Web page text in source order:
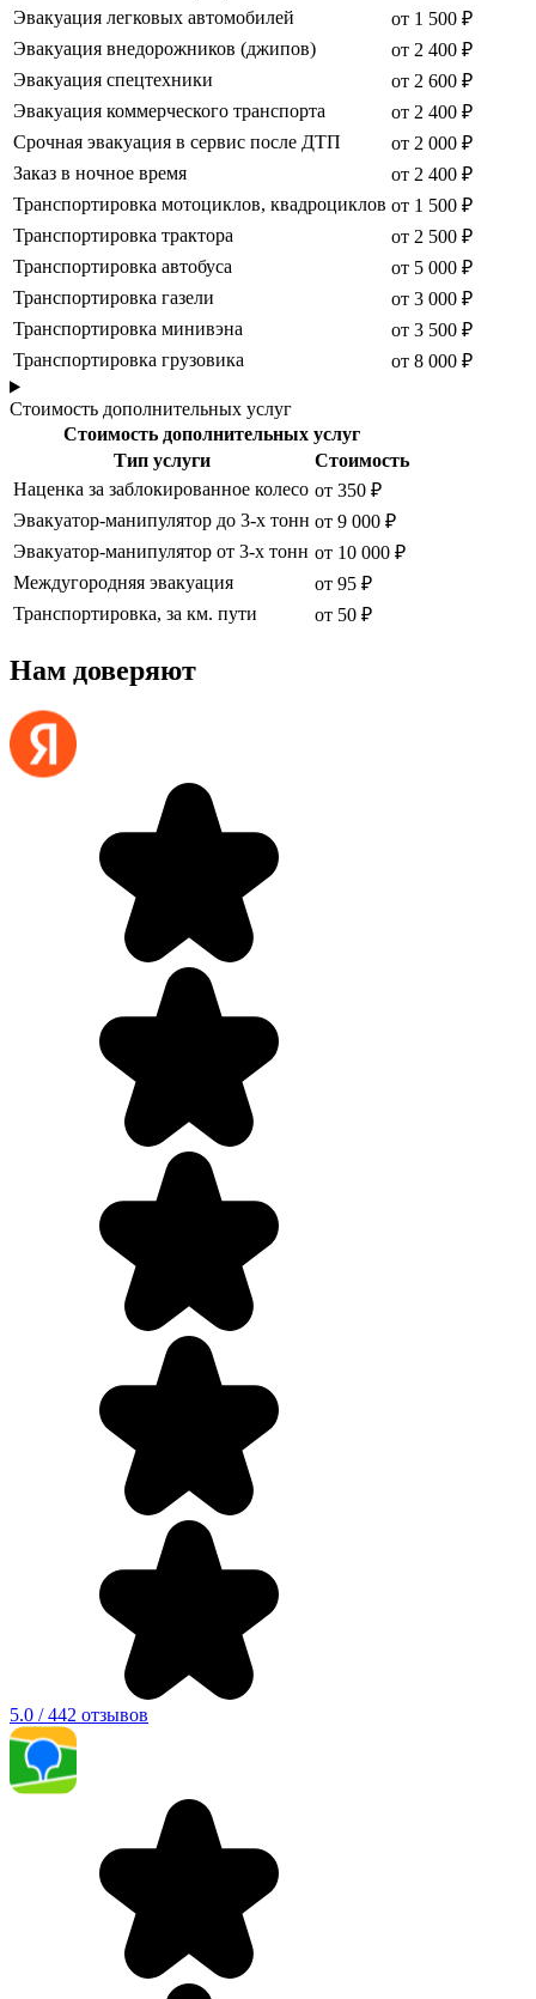
Эвакуация легковых автомобилей
от 1 500 ₽
Эвакуация внедорожников (джипов)
от 2 400 ₽
Эвакуация спецтехники
от 2 600 ₽
Эвакуация коммерческого транспорта
от 2 400 ₽
Срочная эвакуация в сервис после ДТП
от 2 000 ₽
Заказ в ночное время
от 2 400 ₽
Транспортировка мотоциклов, квадроциклов от 1 500 ₽
Транспортировка трактора
от 2 500 ₽
Транспортировка автобуса
от 5 000 ₽
Транспортировка газели
от 3 000 ₽
Транспортировка минивэна
от 3 500 ₽
Транспортировка грузовика
от 8 000 ₽
Стоимость дополнительных услуг
Стоимость дополнительных услуг
Тип услуги
Стоимость
Наценка за заблокированное колесо от 350 ₽
Эвакуатор-манипулятор до 3-х тонн от 9 000 ₽
Эвакуатор-манипулятор от 3-х тонн от 10 000 ₽
Междугородняя эвакуация
от 95 ₽
Транспортировка, за км. пути
от 50 ₽
Нам доверяют
5.0 / 442 отзывов